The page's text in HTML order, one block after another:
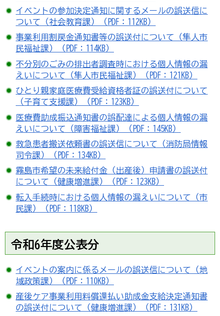
イベントの参加決定通知に関するメールの誤送信に
ついて（社会教育課）（PDF：112KB）
事業利用割戻金通知書等の誤送付について（隼人市
民福祉課）（PDF：114KB）
不分別のごみの排出者調査時における個人情報の漏
えいについて（隼人市民福祉課）（PDF：121KB）
ひとり親家庭医療費受給資格者証の誤送付について
（子育て支援課）（PDF：123KB）
医療費助成振込通知書の誤配達による個人情報の漏
えいについて（障害福祉課）（PDF：145KB）
救急患者搬送依頼書の誤送信について（消防局情報
司令課）（PDF：134KB）
霧島市希望の未来給付金（出産後）申請書の誤送付
について（健康増進課）（PDF：123KB）
転入手続時における個人情報の漏えいについて（市
民課）（PDF：118KB）
令和6年度公表分
イベントの案内に係るメールの誤送信について（地
域政策課 ）（PDF：110KB）
産後ケア事業利用料償還払い助成金支給決定通知書
の誤送付について（健康増進課）（PDF：131KB）